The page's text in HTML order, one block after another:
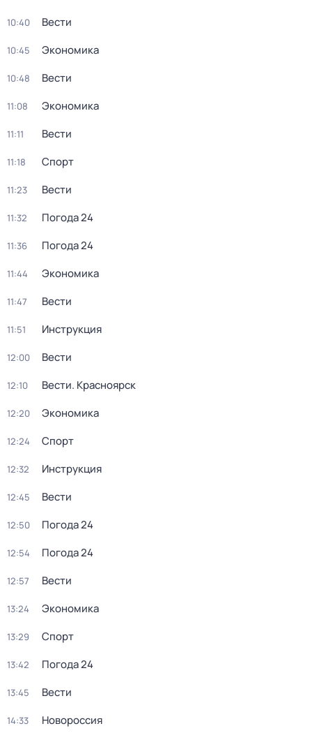
10:40 Вести
10:45 Экономика
10:48 Вести
11:08 Экономика
11:11 Вести
11:18 Спорт
11:23 Вести
11:32 Погода 24
11:36 Погода 24
11:44 Экономика
11:47 Вести
11:51 Инструкция
12:00 Вести
12:10 Вести. Красноярск
12:20 Экономика
12:24 Спорт
12:32 Инструкция
12:45 Вести
12:50 Погода 24
12:54 Погода 24
12:57 Вести
13:24 Экономика
13:29 Спорт
13:42 Погода 24
13:45 Вести
14:33 Новороссия